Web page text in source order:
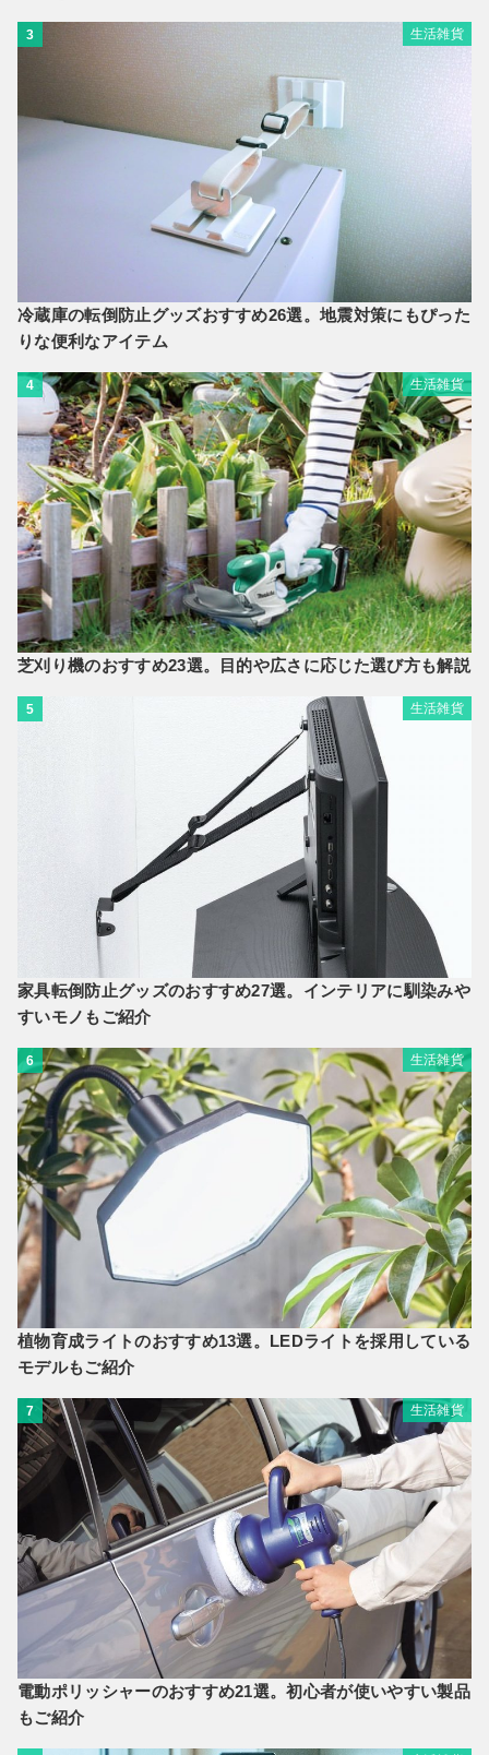
3 生活雑貨
冷蔵庫の転倒防止グッズおすすめ26選。地震対策にもぴった
りな便利なアイテム
4 生活雑貨
芝刈り機のおすすめ23選。目的や広さに応じた選び方も解説
5 生活雑貨
家具転倒防止グッズのおすすめ27選。インテリアに馴染みや
すいモノもご紹介
6 生活雑貨
植物育成ライトのおすすめ13選。LEDライトを採用している
モデルもご紹介
7 生活雑貨
電動ポリッシャーのおすすめ21選。初心者が使いやすい製品
もご紹介